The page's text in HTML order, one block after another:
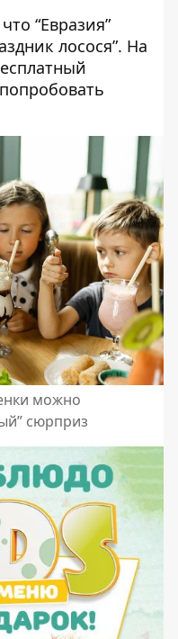
“Евразия”
лосося”. На
можно
сюрприз